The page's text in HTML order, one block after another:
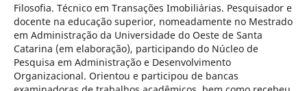
Filosofia. Técnico em Transações Imobiliárias. Pesquisador e
docente na educação superior, nomeadamente no Mestrado
em Administração da Universidade do Oeste de Santa
Catarina (em elaboração), participando do Núcleo de
Pesquisa em Administração e Desenvolvimento
Organizacional. Orientou e participou de bancas